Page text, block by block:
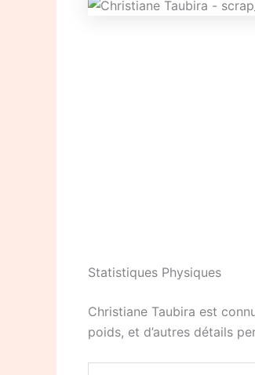
Statistiques Physiques
Christiane Taubira est
poids, et d’autres détails